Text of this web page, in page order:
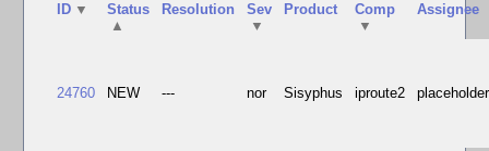
ID ▼
Status
▲
Resolution
Sev
▼
Product
Comp
▼
Assignee
24760 NEW --- nor Sisyphus iproute2 placeholder